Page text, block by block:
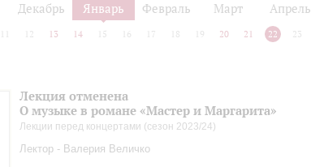
Декабрь Январь Февраль Март Апрель
12 13 14 15 16 17 18 19 20 21 22 23
Лекция отменена
О музыке в романе «Мастер и Маргарита»
Лекции перед концертами (сезон 2023/24)
Лектор - Валерия Величко